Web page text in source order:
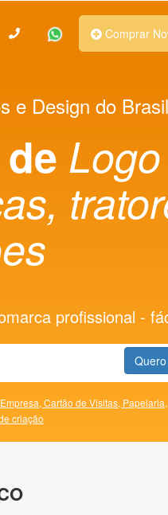
Comprar
e Design do Brasil
Logo
profissional -
Cartão de Visitas, Papelaria,
criação